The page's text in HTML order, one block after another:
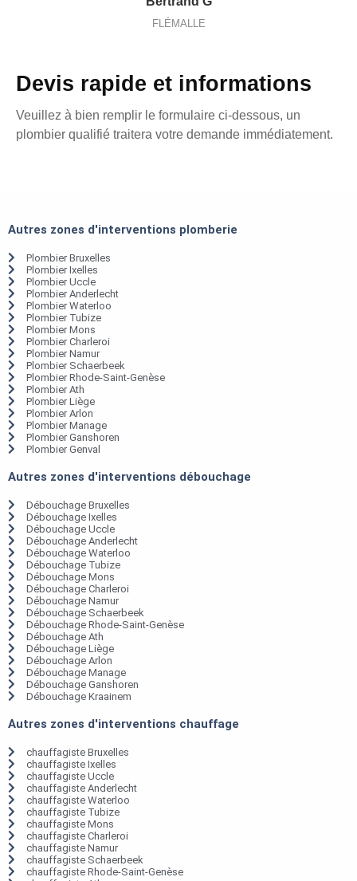
FLÉMALLE
Devis rapide et informations
Veuillez à bien remplir le formulaire ci-dessous, un
plombier qualifié traitera votre demande immédiatement.
Autres zones d'interventions plomberie
Plombier Bruxelles
Plombier Ixelles
Plombier Uccle
Plombier Anderlecht
Plombier Waterloo
Plombier Tubize
Plombier Mons
Plombier Charleroi
Plombier Namur
Plombier Schaerbeek
Plombier Rhode-Saint-Genèse
Plombier Ath
Plombier Liège
Plombier Arlon
Plombier Manage
Plombier Ganshoren
Plombier Genval
Autres zones d'interventions débouchage
Débouchage Bruxelles
Débouchage Ixelles
Débouchage Uccle
Débouchage Anderlecht
Débouchage Waterloo
Débouchage Tubize
Débouchage Mons
Débouchage Charleroi
Débouchage Namur
Débouchage Schaerbeek
Débouchage Rhode-Saint-Genèse
Débouchage Ath
Débouchage Liège
Débouchage Arlon
Débouchage Manage
Débouchage Ganshoren
Débouchage Kraainem
Autres zones d'interventions chauffage
chauffagiste Bruxelles
chauffagiste Ixelles
chauffagiste Uccle
chauffagiste Anderlecht
chauffagiste Waterloo
chauffagiste Tubize
chauffagiste Mons
chauffagiste Charleroi
chauffagiste Namur
chauffagiste Schaerbeek
chauffagiste Rhode-Saint-Genèse